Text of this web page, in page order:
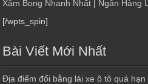
Xăm Bong Nhanh Nhất | Ngân Hàng
[/wpts_spin]
Bài Viết Mới Nhất
Địa điểm đổi bằng lái xe ô tô quá